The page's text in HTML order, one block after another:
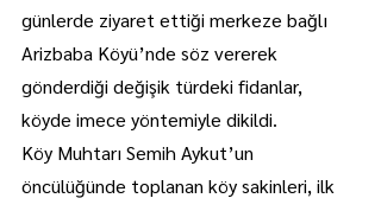
günlerde ziyaret ettiği merkeze bağlı
Arizbaba Köyü’nde söz vererek
gönderdiği değişik türdeki fidanlar,
köyde imece yöntemiyle dikildi.
Köy Muhtarı Semih Aykut’un
öncülüğünde toplanan köy sakinleri, ilk